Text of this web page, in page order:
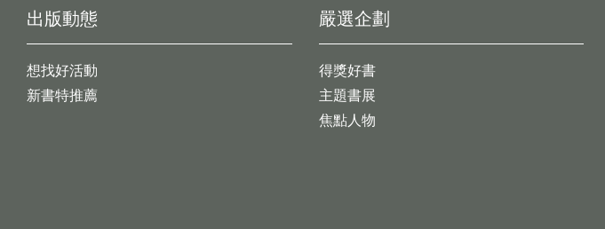
出版動態
想找好活動
新書特推薦
嚴選企劃
得獎好書
主題書展
焦點人物